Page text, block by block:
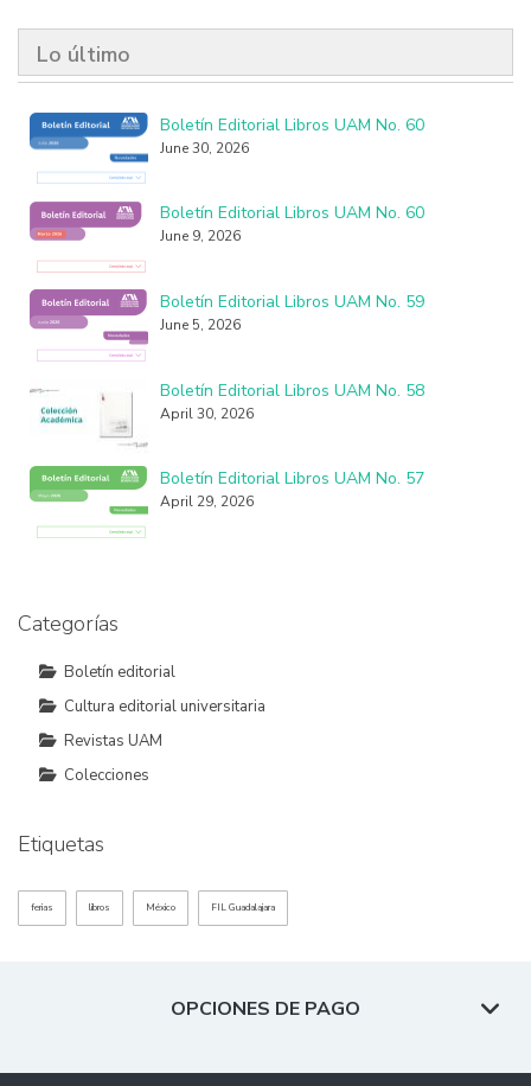
Lo último
Boletín Editorial Libros UAM No. 60
June 30, 2026
Boletín Editorial Libros UAM No. 60
June 9, 2026
Boletín Editorial Libros UAM No. 59
June 5, 2026
Boletín Editorial Libros UAM No. 58
April 30, 2026
Boletín Editorial Libros UAM No. 57
April 29, 2026
Categorías
Boletín editorial
Cultura editorial universitaria
Revistas UAM
Colecciones
Etiquetas
ferias libros México FIL Guadalajara
OPCIONES DE PAGO